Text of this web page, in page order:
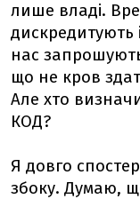
лише владі.
дискредитують
нас
що не кров
Але хто
КОД?
Я довго
збоку. Думаю,